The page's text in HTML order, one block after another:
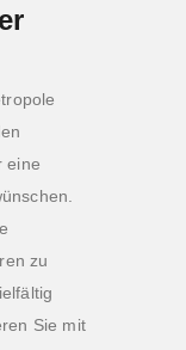
eine
zu
Sie mit